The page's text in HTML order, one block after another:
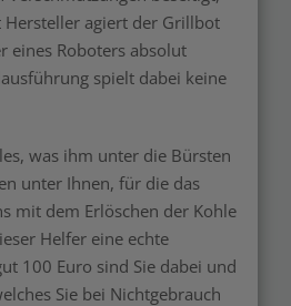
Hersteller agiert der Grillbot
eines Roboters absolut
spielt dabei keine
was ihm unter die Bürsten
unter Ihnen, für die das
mit dem Erlöschen der Kohle
Helfer eine echte
100 Euro sind Sie dabei und
Sie bei Nichtgebrauch